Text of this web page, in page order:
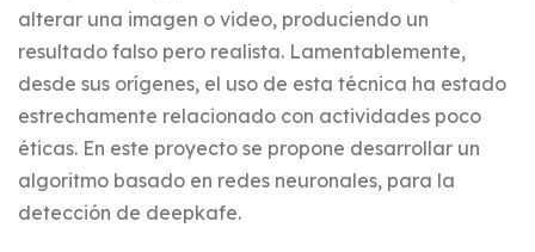
alterar una imagen o video, produciendo un
resultado falso pero realista. Lamentablemente,
desde sus orígenes, el uso de esta técnica ha estado
estrechamente relacionado con actividades poco
éticas. En este proyecto se propone desarrollar un
algoritmo basado en redes neuronales, para la
detección de deepkafe.